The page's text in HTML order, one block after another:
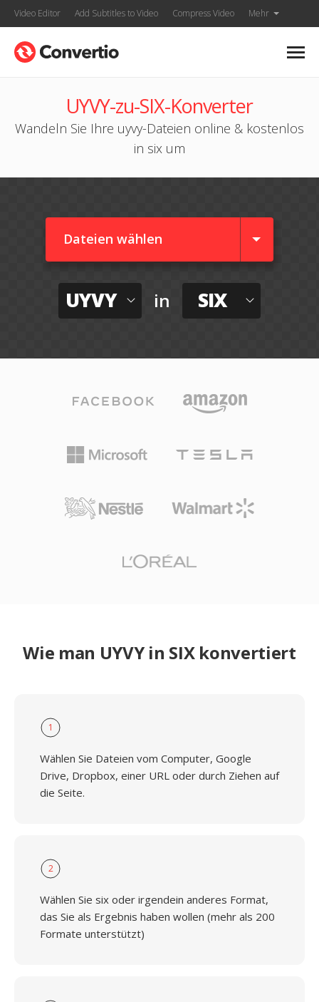
Video Editor Add Subtitles to Video Compress Video Mehr
UYVY-zu-SIX-Konverter
Wandeln Sie Ihre uyvy-Dateien online & kostenlos
in six um
Dateien wählen
UYVY in SIX
Wie man UYVY in SIX konvertiert
1
Wählen Sie Dateien vom Computer, Google
Drive, Dropbox, einer URL oder durch Ziehen auf
die Seite.
2
Wählen Sie six oder irgendein anderes Format,
das Sie als Ergebnis haben wollen (mehr als 200
Formate unterstützt)